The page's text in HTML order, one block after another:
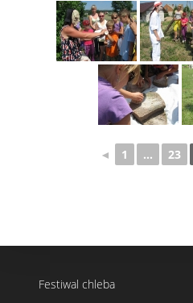
◄ 1 ... 23
Festiwal chleba